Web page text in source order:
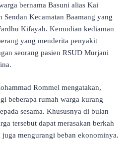
bernama Basuni alias Kai
Kecamatan Baamang yang
Kifayah. Kemudian kediaman
yang menderita penyakit
seorang pasien RSUD Murjani
Rommel mengatakan,
beberapa rumah warga kurang
sesama. Khususnya di bulan
tersebut dapat merasakan berkah
mengurangi beban ekonominya.